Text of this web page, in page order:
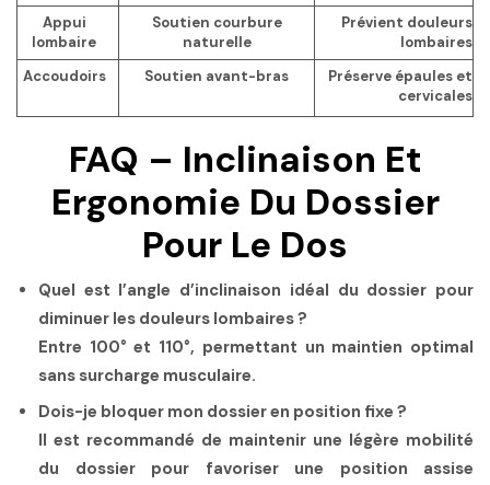
Appui
lombaire
Soutien courbure
naturelle
Prévient douleurs
lombaires
Accoudoirs
Soutien avant-bras
Préserve épaules et
cervicales
FAQ – Inclinaison Et
Ergonomie Du Dossier
Pour Le Dos
Quel est l’angle d’inclinaison idéal du dossier pour
diminuer les douleurs lombaires ?
Entre 100° et 110°, permettant un maintien optimal
sans surcharge musculaire.
Dois-je bloquer mon dossier en position fixe ?
Il est recommandé de maintenir une légère mobilité
du dossier pour favoriser une position assise